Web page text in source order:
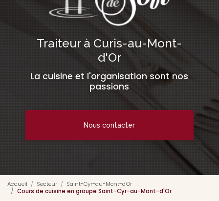
Traiteur à Curis-au-Mont-
d'Or
La cuisine et l'organisation sont nos
passions
Nous contacter
Accueil Secteur
Saint-Cyr-au-Mont-d'Or
Cours de cuisine en groupe Saint-Cyr-au-Mont-d'Or